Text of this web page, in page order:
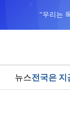
“우리는
뉴스전국은 지